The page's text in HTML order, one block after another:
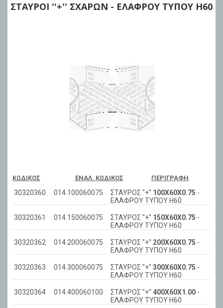
ΣΤΑΥΡΟΙ ''+'' ΣΧΑΡΩΝ - ΕΛΑΦΡΟΥ ΤΥΠΟΥ Η60
ΚΩΔΙΚΌΣ ΕΝΑΛ. ΚΩΔΙΚΌΣ ΠΕΡΙΓΡΑΦΉ
30320360 014.100060075 ΣΤΑΥΡΟΣ ''+'' 100Χ60Χ0.75 -
ΕΛΑΦΡΟΥ ΤΥΠΟΥ H60
30320361 014.150060075 ΣΤΑΥΡΟΣ ''+'' 150Χ60Χ0.75 -
ΕΛΑΦΡΟΥ ΤΥΠΟΥ H60
30320362 014.200060075 ΣΤΑΥΡΟΣ ''+'' 200Χ60Χ0.75 -
ΕΛΑΦΡΟΥ ΤΥΠΟΥ H60
30320363 014.300060075 ΣΤΑΥΡΟΣ ''+'' 300Χ60Χ0.75 -
ΕΛΑΦΡΟΥ ΤΥΠΟΥ H60
30320364 014.400060100 ΣΤΑΥΡΟΣ ''+'' 400Χ60Χ1.00 -
ΕΛΑΦΡΟΥ ΤΥΠΟΥ H60